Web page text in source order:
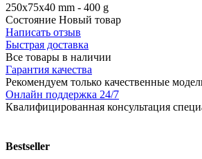
250x75x40 mm - 400 g
Состояние Новый товар
Написать отзыв
Быстрая доставка
Все товары в наличии
Гарантия качества
Рекомендуем только качественные
Онлайн поддержка 24/7
Квалифицированная консультация
Bestseller